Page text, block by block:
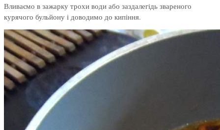
Вливаємо в зажарку трохи води або заздалегідь звареного
курячого бульйону і доводимо до кипіння.